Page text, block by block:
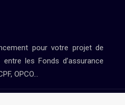
pour votre projet de
les Fonds d’assurance
OPCO…